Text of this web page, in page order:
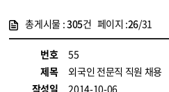
총게시물 :305건 페이지 :26/31
번호
55
제목
외국인 전문직 직원 채용
작성일
2014-10-06